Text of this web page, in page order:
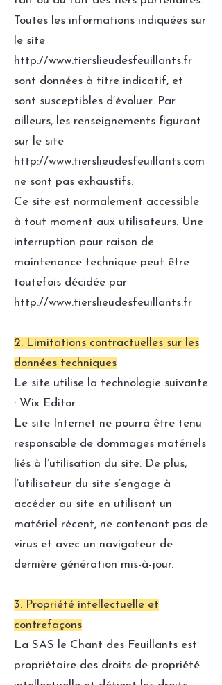
Toutes les informations indiquées sur
le site
http://www.tierslieudesfeuillants.fr
sont données à titre indicatif, et
sont susceptibles d’évoluer. Par
ailleurs, les renseignements figurant
sur le site
http://www.tierslieudesfeuillants.com
ne sont pas exhaustifs.
Ce site est normalement accessible
à tout moment aux utilisateurs. Une
interruption pour raison de
maintenance technique peut être
toutefois décidée par
http://www.tierslieudesfeuillants.fr
2. Limitations contractuelles sur les
données techniques
Le site utilise la technologie suivante
: Wix Editor
Le site Internet ne pourra être tenu
responsable de dommages matériels
liés à l’utilisation du site. De plus,
l’utilisateur du site s’engage à
accéder au site en utilisant un
matériel récent, ne contenant pas de
virus et avec un navigateur de
dernière génération mis-à-jour.
3. Propriété intellectuelle et
contrefaçons
La SAS le Chant des Feuillants est
propriétaire des droits de propriété